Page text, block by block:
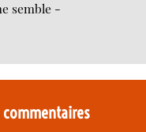
semble -
commentaires